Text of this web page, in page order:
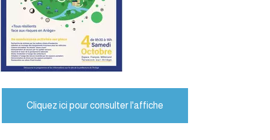
Cliquez ici pour consulter l'affiche